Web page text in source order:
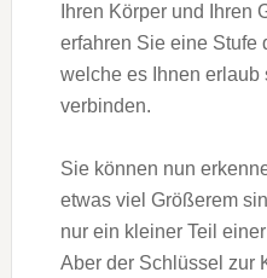
Ihren Körper und Ihren
erfahren Sie eine Stufe
welche es Ihnen erlaub
verbinden.
Sie können nun
etwas viel Größerem
nur ein kleiner Teil
Aber der Schlüssel zur